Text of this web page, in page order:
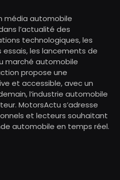
média automobile
l’actualité des
technologiques, les
essais, les lancements de
marché automobile
propose une
et accessible, avec un
l’industrie automobile
MotorsActu s’adresse
et lecteurs souhaitant
automobile en temps réel.